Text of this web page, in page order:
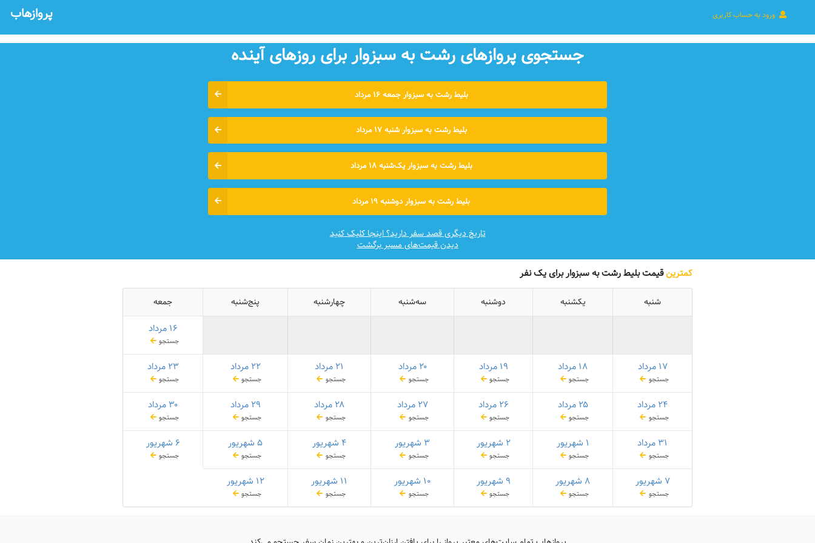
ورود به حساب کاربری پروازهاب
جستجوی پروازهای رشت به سبزوار برای روزهای آينده
بلیط رشت به سبزوار جمعه ۱۶ مرداد
بلیط رشت به سبزوار شنبه ۱۷ مرداد
بلیط رشت به سبزوار یک‌شنبه ۱۸ مرداد
بلیط رشت به سبزوار دوشنبه ۱۹ مرداد
تاریخ دیگری قصد سفر دارید؟ اینجا کلیک کنید
دیدن قیمت‌های مسیر برگشت
کمترینقیمت بلیط رشت به سبزوار برای یک نفر
شنبه یکشنبه دوشنبه سه‌شنبه چهارشنبه پنج‌شنبه جمعه
۱۶ مرداد
جستجو
۱۷ مرداد
جستجو
۱۸ مرداد
جستجو
۱۹ مرداد
جستجو
۲۰ مرداد
جستجو
۲۱ مرداد
جستجو
۲۲ مرداد
جستجو
۲۳ مرداد
جستجو
۲۴ مرداد
جستجو
۲۵ مرداد
جستجو
۲۶ مرداد
جستجو
۲۷ مرداد
جستجو
۲۸ مرداد
جستجو
۲۹ مرداد
جستجو
۳۰ مرداد
جستجو
۳۱ مرداد
جستجو
۱ شهریور
جستجو
۲ شهریور
جستجو
۳ شهریور
جستجو
۴ شهریور
جستجو
۵ شهریور
جستجو
۶ شهریور
جستجو
۷ شهریور
جستجو
۸ شهریور
جستجو
۹ شهریور
جستجو
۱۰ شهریور
جستجو
۱۱ شهریور
جستجو
۱۲ شهریور
جستجو